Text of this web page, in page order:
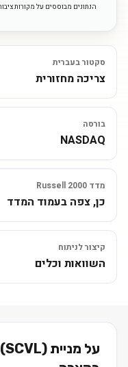
סקטור בעברית
צריכה מחזורית
בורסה
NASDAQ
מדד Russell 2000
כן, צפה בעמוד המדד
קיצור לניתוח
השוואות וכלים
על מניית (SCVL)